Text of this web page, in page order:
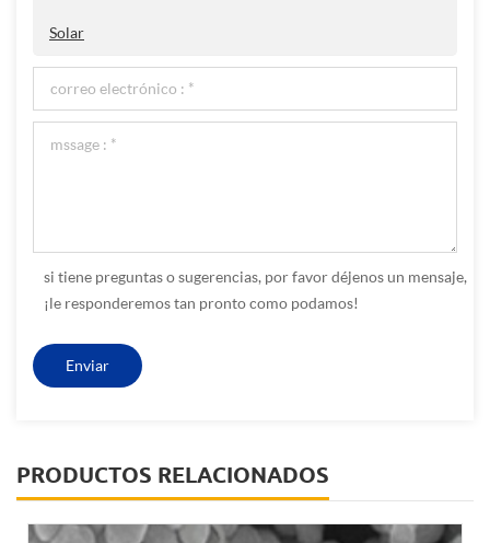
Solar
si tiene preguntas o sugerencias, por favor déjenos un mensaje,
¡le responderemos tan pronto como podamos!
PRODUCTOS RELACIONADOS